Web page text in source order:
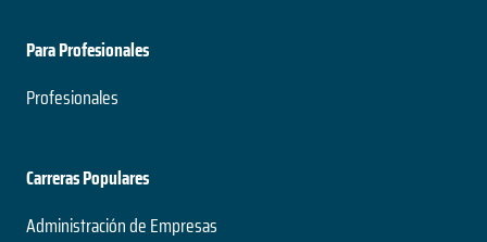
Para Profesionales
Profesionales
Carreras Populares
Administración de Empresas